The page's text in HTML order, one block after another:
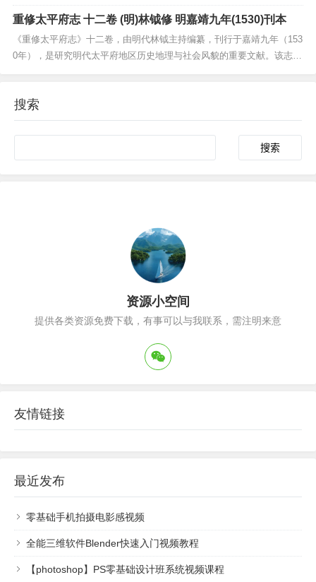
货、官师、选举、人物、艺文、杂志等门类，系统记录了明代望江县的
地理沿革、风土民情、赋役制度、职官选举及诗文著述等内容。该志体
例严谨，资料翔实，尤以对皖西南地区明代社会经济与...
重修太平府志 十二卷 (明)林钺修 明嘉靖九年(1530)刊本
《重修太平府志》十二卷，由明代林钺主持编纂，刊行于嘉靖九年（153
0年），是研究明代太平府地区历史地理与社会风貌的重要文献。该志体
了明中期地方行政制度、民生百态的一手资料，具有...
搜索
资源小空间
提供各类资源免费下载，有事可以与我联系，需注明来意
友情链接
最近发布
零基础手机拍摄电影感视频
全能三维软件Blender快速入门视频教程
【photoshop】PS零基础设计班系统视频课程